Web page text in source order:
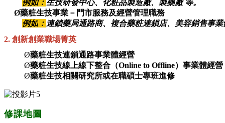
例如： 生技研發中心、化粧品製造廠、製藥廠等。
Ø藥粧生技事業－ 門市服務及經營管理職務
例如 ： 連鎖藥局通路商、複合藥粧連鎖店、美容銷售事業
2. 創新創業職場菁英
Ø藥粧生技連鎖通路事業體經營
Ø藥粧生技線上線下整合 （Online to Offline） 事業體經營
Ø藥粧生技相關研究所或在職碩士專班進修
修課地圖